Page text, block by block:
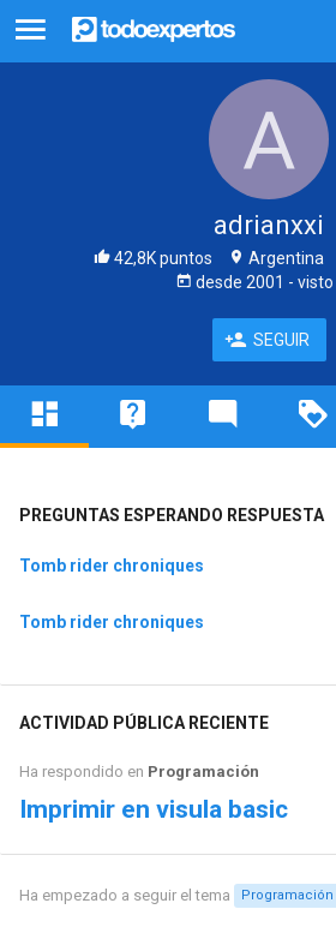
adrianxxi
42,8K puntos Argentina
desde 2001 - visto
SEGUIR
PREGUNTAS ESPERANDO RESPUESTA
Tomb rider chroniques
Tomb rider chroniques
ACTIVIDAD PÚBLICA RECIENTE
Ha respondido en Programación
Imprimir en visula basic
Ha empezado a seguir el tema Programación